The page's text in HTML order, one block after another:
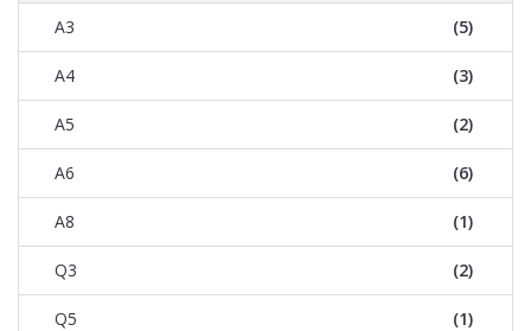
A3 (5)
A4 (3)
A5 (2)
A6 (6)
A8 (1)
Q3 (2)
Q5 (1)